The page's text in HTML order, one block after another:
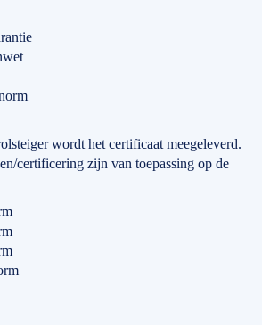
wordt het certificaat meegeleverd.
certificering zijn van toepassing op de